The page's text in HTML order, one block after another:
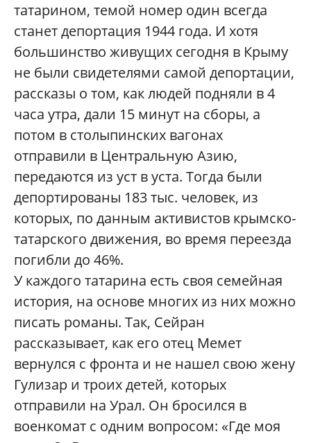
татарином, темой номер один всегда
станет депортация 1944 года. И хотя
большинство живущих сегодня в Крыму
не были свидетелями самой депортации,
рассказы о том, как людей подняли в 4
часа утра, дали 15 минут на сборы, а
потом в столыпинских вагонах
отправили в Центральную Азию,
передаются из уст в уста. Тогда были
депортированы 183 тыс. человек, из
которых, по данным активистов крымско-
татарского движения, во время переезда
погибли до 46%.
У каждого татарина есть своя семейная
история, на основе многих из них можно
писать романы. Так, Сейран
рассказывает, как его отец Мемет
вернулся с фронта и не нашел свою жену
Гулизар и троих детей, которых
отправили на Урал. Он бросился в
военкомат с одним вопросом: «Где моя